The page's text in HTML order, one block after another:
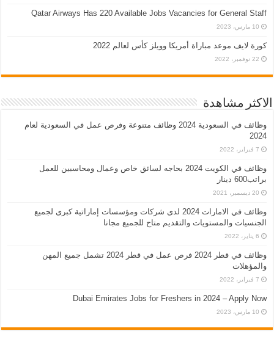
Qatar Airways Has 220 Available Jobs Vacancies for General Staff
10 مارس، 2023
كورة لايف موعد مباراة أمريكا وويلز كأس لعالم 2022
22 نوفمبر، 2022
الاكثر مشاهدة
وظائف في السعودية 2024 وظائف متنوعة وفرص عمل في السعودية لعام
2024
7 فبراير، 2022
وظائف في الكويت 2024 بحاجه لسائق خاص وعمال ومحاسبين للعمل
براتب600 دينار
20 ديسمبر، 2021
وظائف في الامارات 2024 لدى شركات ومؤسسات إماراتية كبرى لجميع
الجنسيات والمستويات والتقديم متاح للجميع مجانا
6 يناير، 2022
وظائف في قطر 2024 فرص عمل في قطر 2024 تشمل جميع المهن
والمؤهلات
7 فبراير، 2022
Dubai Emirates Jobs for Freshers in 2024 – Apply Now
10 مارس، 2023